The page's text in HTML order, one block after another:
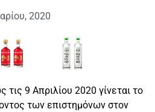
2020
9 Απριλίου 2020 γίνεται το
των επιστημόνων στον